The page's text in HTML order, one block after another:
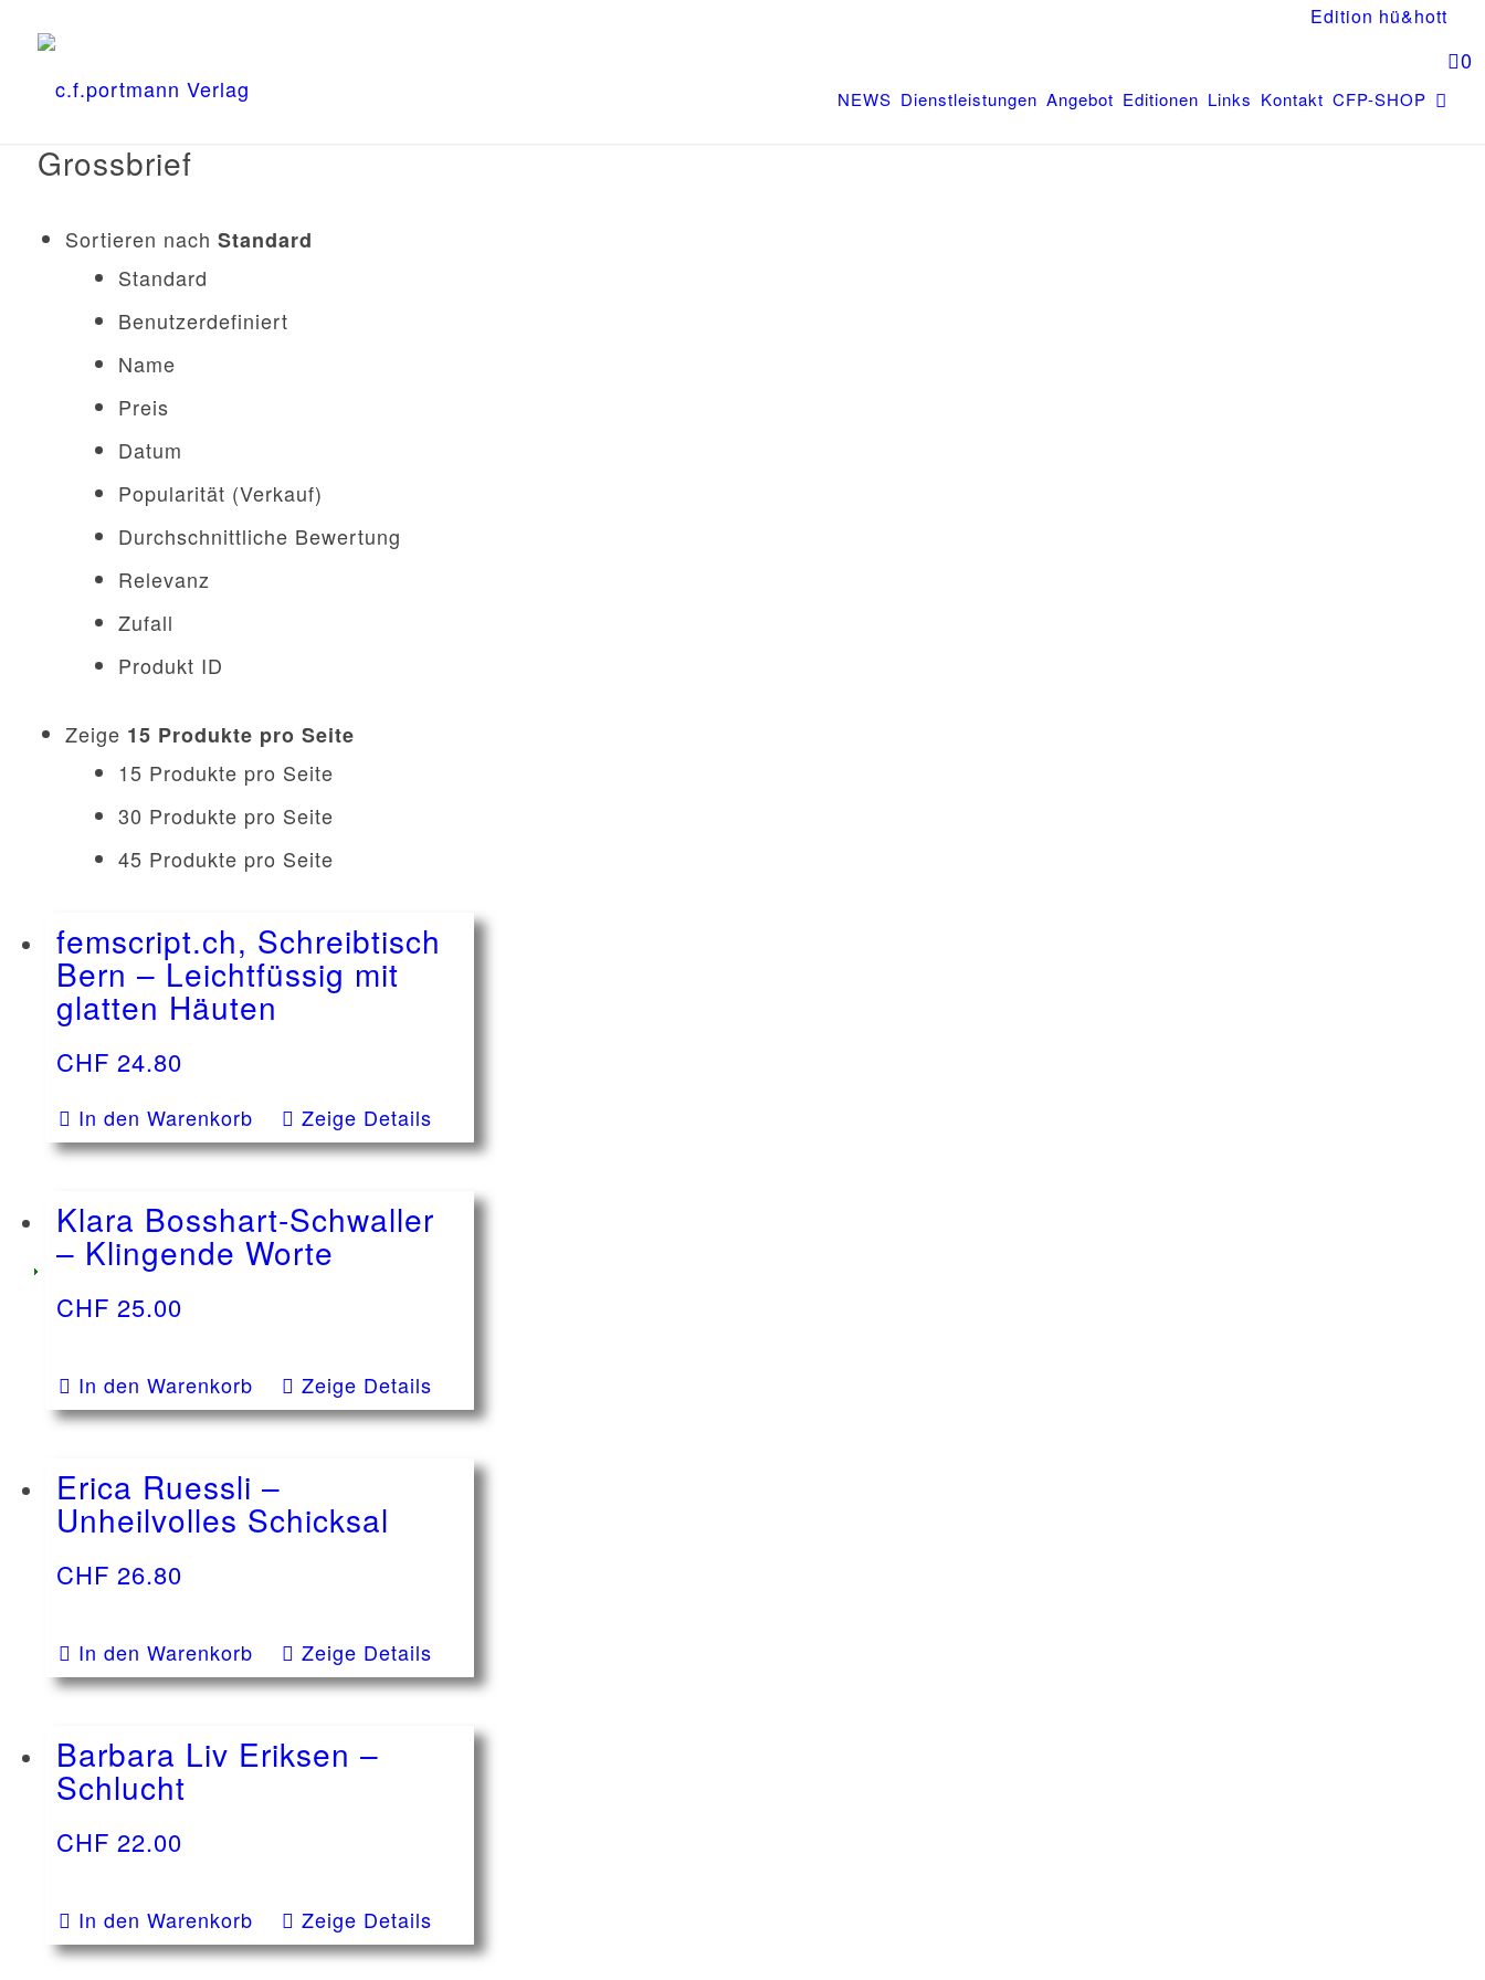
Edition hü&hott
0
NEWS Dienstleistungen Angebot Editionen Links Kontakt CFP-SHOP
Grossbrief
Sortieren nach Standard
Standard
Benutzerdefiniert
Name
Preis
Datum
Popularität (Verkauf)
Durchschnittliche Bewertung
Relevanz
Zufall
Produkt ID
Zeige 15 Produkte pro Seite
15 Produkte pro Seite
30 Produkte pro Seite
45 Produkte pro Seite
femscript.ch, Schreibtisch
Bern – Leichtfüssig mit
glatten Häuten
CHF 24.80
In den Warenkorb Zeige Details
Klara Bosshart-Schwaller
– Klingende Worte
CHF 25.00
In den Warenkorb Zeige Details
Erica Ruessli –
Unheilvolles Schicksal
CHF 26.80
In den Warenkorb Zeige Details
Barbara Liv Eriksen –
Schlucht
CHF 22.00
In den Warenkorb Zeige Details